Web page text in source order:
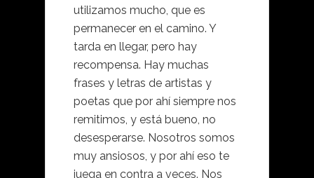
utilizamos mucho, que es
permanecer en el camino. Y
tarda en llegar, pero hay
recompensa. Hay muchas
frases y letras de artistas y
poetas que por ahí siempre nos
remitimos, y está bueno, no
desesperarse. Nosotros somos
muy ansiosos, y por ahí eso te
juega en contra a veces. Nos